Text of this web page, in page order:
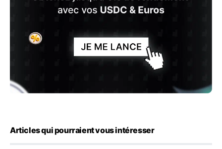
Articles qui pourraient vous intéresser